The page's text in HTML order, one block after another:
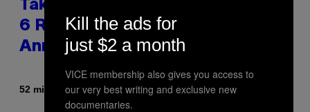
Take-Two Doubles Down on GTA
6 Release Date Following Netflix
Announcement
52 minutes agoByBrent Koepp
Kill the ads for
just $2 a month
VICE membership also gives you access to
our very best writing and exclusive new
documentaries.